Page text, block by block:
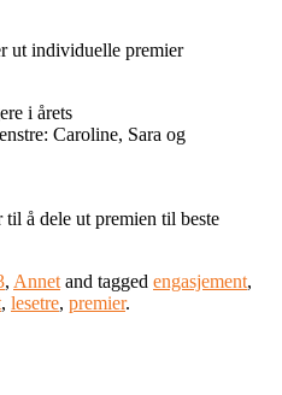
ut individuelle premier
i årets
Caroline, Sara og
å dele ut premien til beste
, Annet and tagged engasjement,
, lesetre, premier.